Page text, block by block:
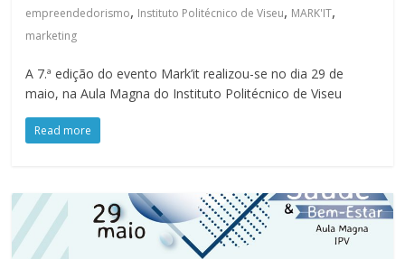
empreendedorismo, Instituto Politécnico de Viseu, MARK'IT,
marketing
A 7.ª edição do evento Mark’it realizou-se no dia 29 de
maio, na Aula Magna do Instituto Politécnico de Viseu
Read more